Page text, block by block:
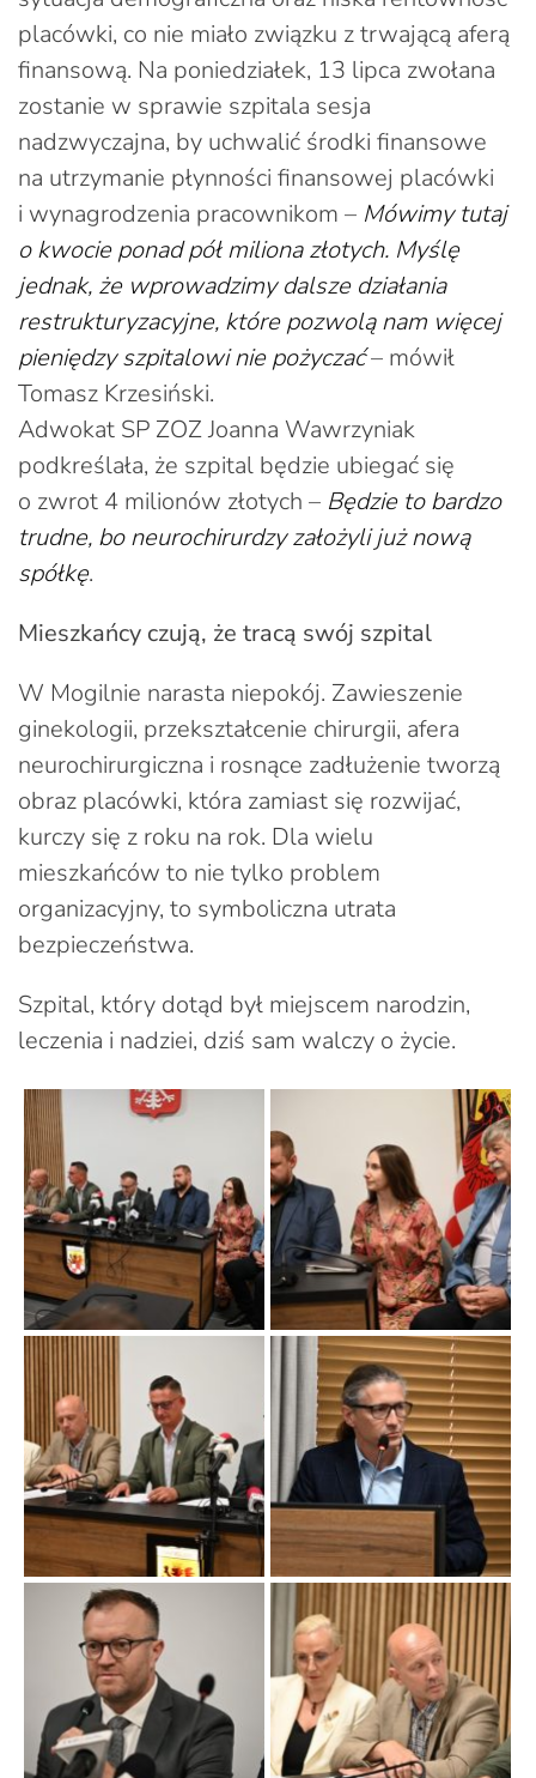
placówki, co nie miało związku z trwającą aferą
finansową. Na poniedziałek, 13 lipca zwołana
zostanie w sprawie szpitala sesja
nadzwyczajna, by uchwalić środki finansowe
na utrzymanie płynności finansowej placówki
i wynagrodzenia pracownikom – Mówimy tutaj
o kwocie ponad pół miliona złotych. Myślę
jednak, że wprowadzimy dalsze działania
restrukturyzacyjne, które pozwolą nam więcej
pieniędzy szpitalowi nie pożyczać– mówił
Tomasz Krzesiński.
Adwokat SP ZOZ Joanna Wawrzyniak
podkreślała, że szpital będzie ubiegać się
o zwrot 4 milionów złotych – Będzie to bardzo
trudne, bo neurochirurdzy założyli już nową
spółkę.
Mieszkańcy czują, że tracą swój szpital
W Mogilnie narasta niepokój. Zawieszenie
ginekologii, przekształcenie chirurgii, afera
neurochirurgiczna i rosnące zadłużenie tworzą
obraz placówki, która zamiast się rozwijać,
kurczy się z roku na rok. Dla wielu
mieszkańców to nie tylko problem
organizacyjny, to symboliczna utrata
bezpieczeństwa.
Szpital, który dotąd był miejscem narodzin,
leczenia i nadziei, dziś sam walczy o życie.